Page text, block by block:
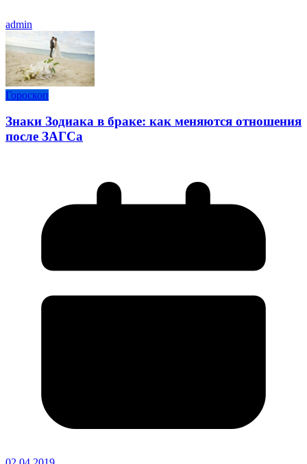
admin
Гороскоп
Знаки Зодиака в браке: как меняются отношения
после ЗАГСа